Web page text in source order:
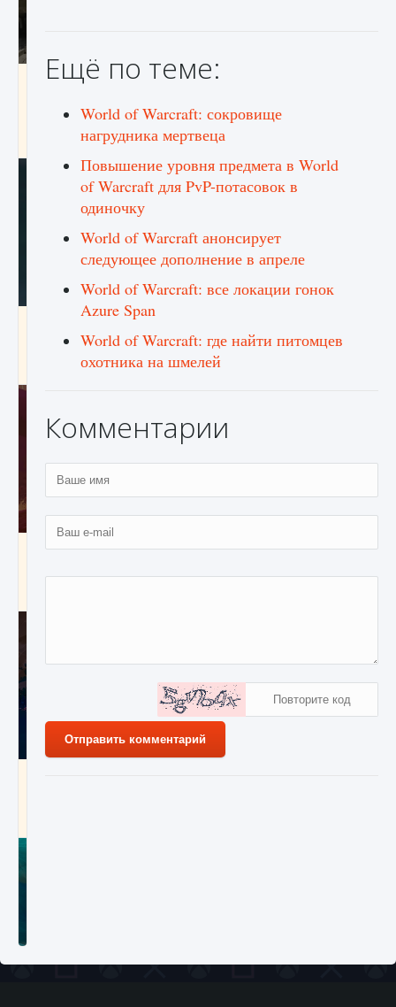
Как исправить текстовую ошибку
Force Hawk Ops
9 августа 2024 1 945
Как проверить статус сервера Delta Force
Hawk Ops
9 августа 2024 1 286
Как приручить существ джунглей Нари в
Ещё по теме:
World of Warcraft: сокровище
нагрудника мертвеца
Повышение уровня предмета в World
of Warcraft для PvP-потасовок в
одиночку
World of Warcraft анонсирует
следующее дополнение в апреле
World of Warcraft: все локации гонок
Azure Span
World of Warcraft: где найти питомцев
охотника на шмелей
Комментарии
Отправить комментарий